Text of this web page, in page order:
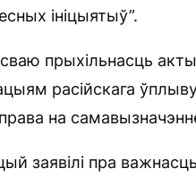
ініцыятыў”.
прыхільнасць
расійскага
на
заявілі пра